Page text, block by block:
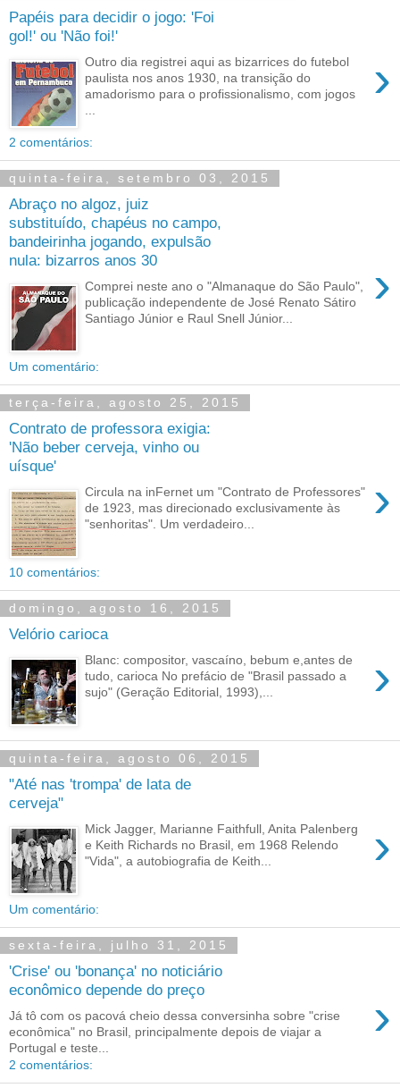
Papéis para decidir o jogo: 'Foi
gol!' ou 'Não foi!'
›
Outro dia registrei aqui as bizarrices do futebol
paulista nos anos 1930, na transição do
amadorismo para o profissionalismo, com jogos
2 comentários:
quinta-feira, setembro 03, 2015
Abraço no algoz, juiz
substituído, chapéus no campo,
bandeirinha jogando, expulsão
nula: bizarros anos 30
›
Comprei neste ano o "Almanaque do São Paulo",
publicação independente de José Renato Sátiro
Santiago Júnior e Raul Snell Júnior...
Um comentário:
terça-feira, agosto 25, 2015
Contrato de professora exigia:
'Não beber cerveja, vinho ou
uísque'
›
Circula na inFernet um "Contrato de Professores"
de 1923, mas direcionado exclusivamente às
"senhoritas". Um verdadeiro...
10 comentários:
domingo, agosto 16, 2015
Velório carioca
›
Blanc: compositor, vascaíno, bebum e,antes de
tudo, carioca No prefácio de "Brasil passado a
sujo" (Geração Editorial, 1993),...
quinta-feira, agosto 06, 2015
"Até nas 'trompa' de lata de
cerveja"
›
Mick Jagger, Marianne Faithfull, Anita Palenberg
e Keith Richards no Brasil, em 1968 Relendo
"Vida", a autobiografia de Keith...
Um comentário:
sexta-feira, julho 31, 2015
'Crise' ou 'bonança' no noticiário
econômico depende do preço
›
Já tô com os pacová cheio dessa conversinha sobre "crise
econômica" no Brasil, principalmente depois de viajar a
Portugal e teste...
2 comentários: